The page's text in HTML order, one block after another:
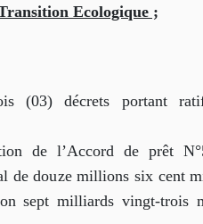
Ecologique ;
(03) décrets portant
de l’Accord de prêt
de douze millions six cent
sept milliards vingt-trois